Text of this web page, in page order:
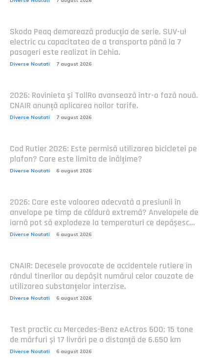
Skoda Peaq demarează producția de serie. SUV-ul
electric cu capacitatea de a transporta până la 7
pasageri este realizat în Cehia.
Diverse Noutati 7 august 2026
2026: Rovinieta și TollRo avansează într-o fază nouă.
CNAIR anunță aplicarea noilor tarife.
Diverse Noutati 7 august 2026
Cod Rutier 2026: Este permisă utilizarea bicicletei pe
plafon? Care este limita de înălțime?
Diverse Noutati 6 august 2026
2026: Care este valoarea adecvată a presiunii în
anvelope pe timp de căldură extremă? Anvelopele de
iarnă pot să explodeze la temperaturi ce depășesc...
Diverse Noutati 6 august 2026
CNAIR: Decesele provocate de accidentele rutiere în
rândul tinerilor au depășit numărul celor cauzate de
utilizarea substanțelor interzise.
Diverse Noutati 6 august 2026
Test practic cu Mercedes-Benz eActros 600: 15 tone
de mărfuri și 17 livrări pe o distanță de 6.650 km
Diverse Noutati 6 august 2026